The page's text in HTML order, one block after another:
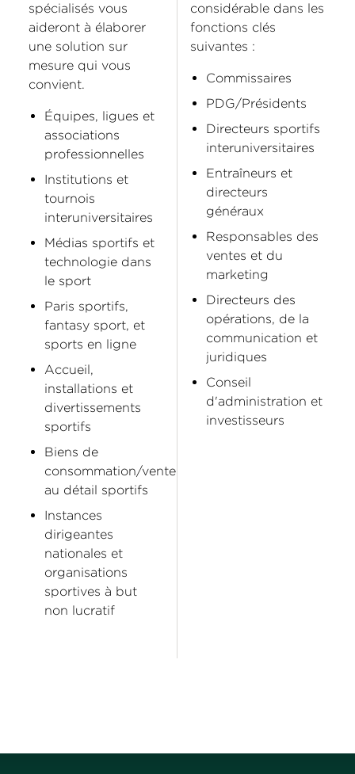
spécialisés vous
aideront à élaborer
une solution sur
mesure qui vous
convient.
Équipes, ligues et
associations
professionnelles
Institutions et
tournois
interuniversitaires
Médias sportifs et
technologie dans
le sport
Paris sportifs,
fantasy sport, et
sports en ligne
Accueil,
installations et
divertissements
sportifs
Biens de
consommation/vente
au détail sportifs
Instances
dirigeantes
nationales et
organisations
sportives à but
non lucratif
considérable dans les
fonctions clés
suivantes :
Commissaires
PDG/Présidents
Directeurs sportifs
interuniversitaires
Entraîneurs et
directeurs
généraux
Responsables des
ventes et du
marketing
Directeurs des
opérations, de la
communication et
juridiques
Conseil
d'administration et
investisseurs